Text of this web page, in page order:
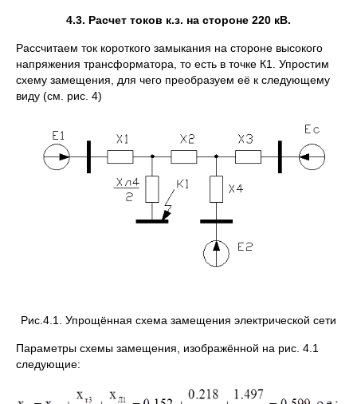
4.3. Расчет токов к.з. на стороне 220 кВ.
Рассчитаем ток короткого замыкания на стороне высокого
напряжения трансформатора, то есть в точке К1. Упростим
схему замещения, для чего преобразуем её к следующему
виду (см. рис. 4)
Рис.4.1. Упрощённая схема замещения электрической сети
Параметры схемы замещения, изображённой на рис. 4.1
следующие: